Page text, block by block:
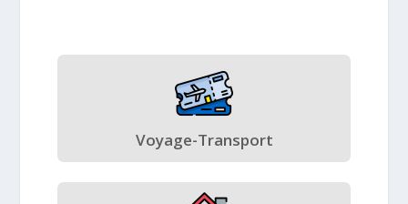
Voyage-Transport